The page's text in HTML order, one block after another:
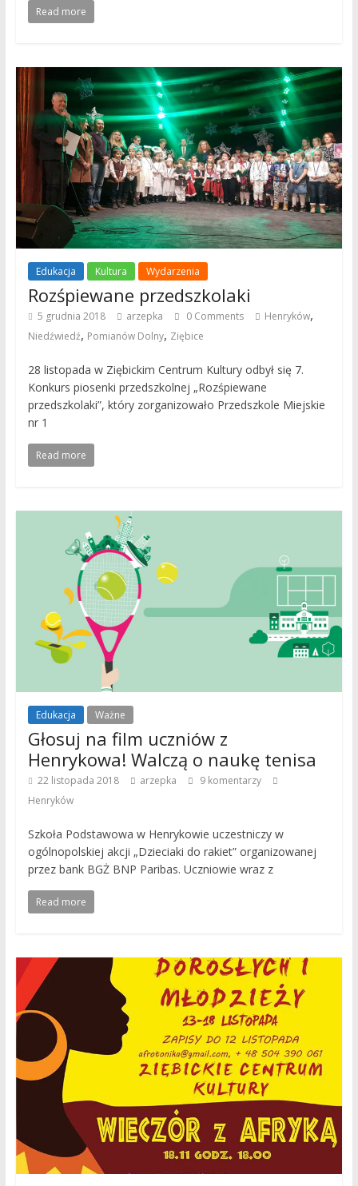
Read more
Edukacja Kultura Wydarzenia
Rozśpiewane przedszkolaki
5 grudnia 2018 arzepka 0 Comments Henryków,
Niedźwiedź, Pomianów Dolny, Ziębice
28 listopada w Ziębickim Centrum Kultury odbył się 7.
Konkurs piosenki przedszkolnej „Rozśpiewane
przedszkolaki”, który zorganizowało Przedszkole Miejskie
nr 1
Read more
Edukacja Ważne
Głosuj na film uczniów z
Henrykowa! Walczą o naukę tenisa
22 listopada 2018 arzepka
9 komentarzy
Henryków
Szkoła Podstawowa w Henrykowie uczestniczy w
ogólnopolskiej akcji „Dzieciaki do rakiet” organizowanej
przez bank BGŻ BNP Paribas. Uczniowie wraz z
Read more